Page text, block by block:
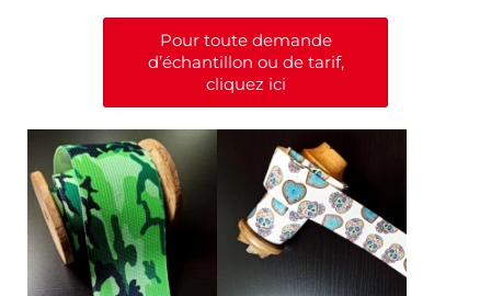
Pour toute demande
d’échantillon ou de tarif,
cliquez ici